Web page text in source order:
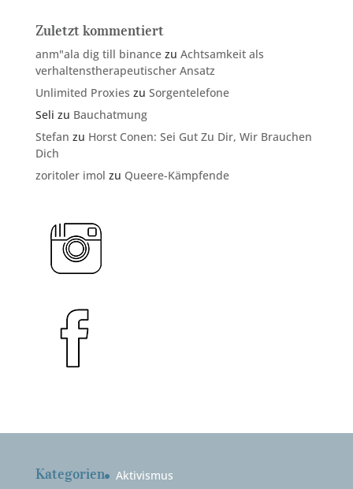
Zuletzt kommentiert
anm"ala dig till binancezu Achtsamkeit als
verhaltenstherapeutischer Ansatz
Unlimited Proxies zu Sorgentelefone
Seli zu Bauchatmung
Stefan zu Horst Conen: Sei Gut Zu Dir, Wir Brauchen
Dich
zoritoler imol zu Queere-Kämpfende
Kategorien
Aktivismus